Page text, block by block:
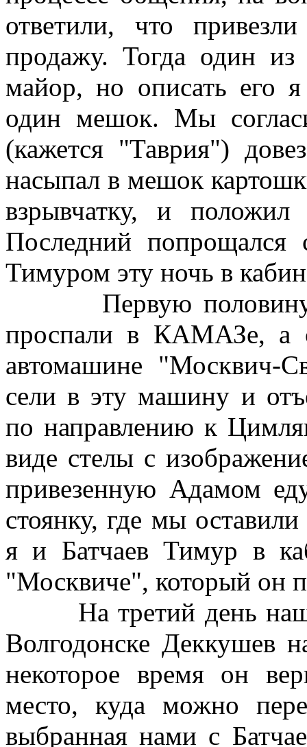
ответили, что
продажу. Тогда один
майор, но описать его
один мешок. Мы
(кажется "Таврия")
насыпал в мешок
взрывчатку, и
Последний
Тимуром эту ночь в
Первую половину
проспали в КАМАЗе, а
автомашине "Москвич-
сели в эту машину и
по направлению к
виде стелы с
привезенную Адамом
стоянку, где мы
я и Батчаев Тимур в
"Москвиче", который он
На третий день
Волгодонске Деккушев
некоторое время он
место, куда можно
выбранная нами с